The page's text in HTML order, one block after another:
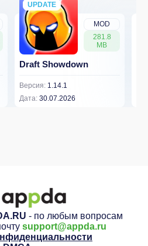
MOD
281.8
MB
UPDATE
NEW
Draft Showdown
Версия: 1.14.1
Дата: 30.07.2026
- по любым вопросам
support@appda.ru